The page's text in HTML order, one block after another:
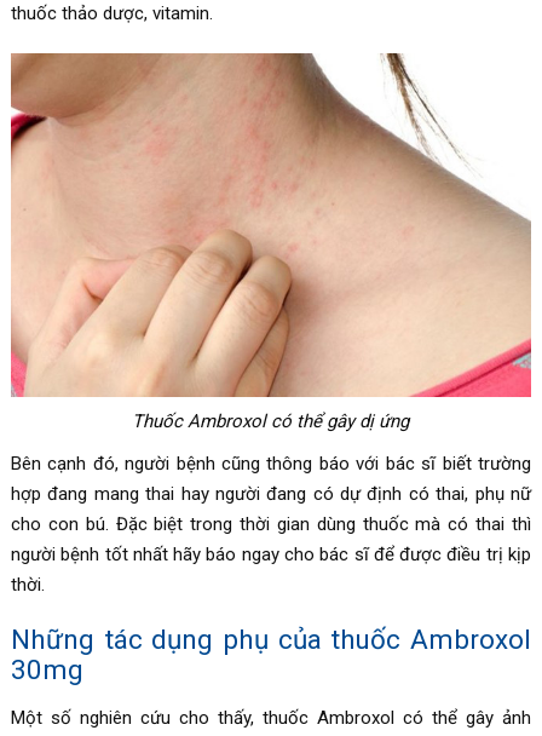
thuốc thảo dược, vitamin.
ThuốcAmbroxol có thể gây dị ứng
Bên cạnh đó, người bệnh cũng thông báo với bác sĩ biết trường
hợp đang mang thai hay người đang có dự định có thai, phụ nữ
cho con bú. Đặc biệt trong thời gian dùng thuốc mà có thai thì
người bệnh tốt nhất hãy báo ngay cho bác sĩ để được điều trị kịp
thời.
Những tác dụng phụ của thuốc Ambroxol
30mg
Một số nghiên cứu cho thấy, thuốc Ambroxol có thể gây ảnh